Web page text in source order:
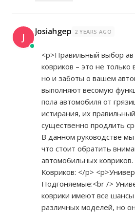
J Josiahgep 2 YEARS AGO
<p>Правильный выбор
ковриков – это не только
но и заботы о вашем
выполняют весомую
пола автомобиля от
истирания, их
существенно продлить
В данном руководстве
что стоит обратить
автомобильных
Ковриков: </p>
Подгоняемые:<br />
коврики имеют все шансы
различных моделей, но